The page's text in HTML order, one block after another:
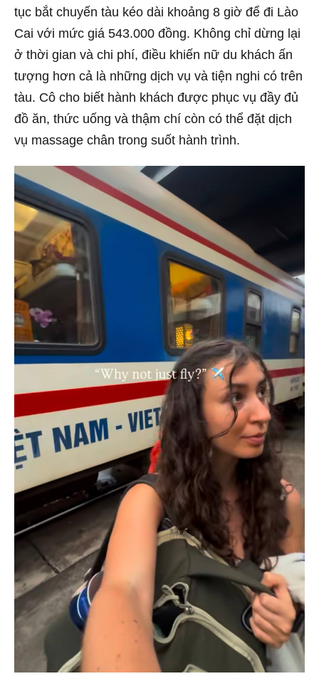
tục bắt chuyến tàu kéo dài khoảng 8 giờ để đi Lào
Cai với mức giá 543.000 đồng. Không chỉ dừng lại
ở thời gian và chi phí, điều khiến nữ du khách ấn
tượng hơn cả là những dịch vụ và tiện nghi có trên
tàu. Cô cho biết hành khách được phục vụ đầy đủ
đồ ăn, thức uống và thậm chí còn có thể đặt dịch
vụ massage chân trong suốt hành trình.